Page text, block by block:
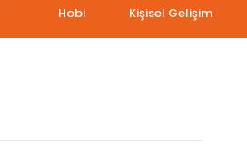
Hobi Kişisel Gelişim